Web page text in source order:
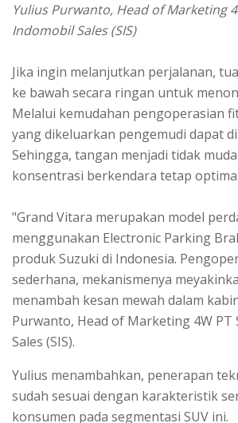
Yulius Purwanto, Head of Marketing
Indomobil Sales (SIS)
Jika ingin melanjutkan perjalanan,
ke bawah secara ringan untuk
Melalui kemudahan pengoperasian
yang dikeluarkan pengemudi dapat
Sehingga, tangan menjadi tidak
konsentrasi berkendara tetap
"Grand Vitara merupakan model
menggunakan Electronic Parking
produk Suzuki di Indonesia.
sederhana, mekanismenya
menambah kesan mewah dalam
Purwanto, Head of Marketing 4W PT
Sales (SIS).
Yulius menambahkan, penerapan
sudah sesuai dengan karakteristik
konsumen pada segmentasi SUV ini.